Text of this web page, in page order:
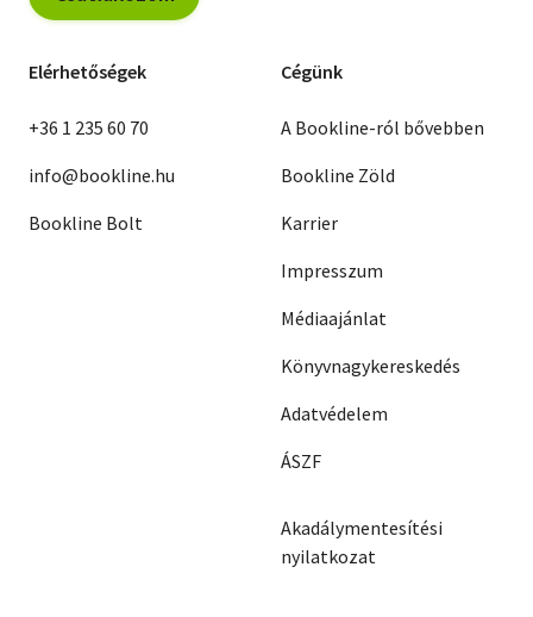
Elérhetőségek
+36 1 235 60 70
info@bookline.hu
Bookline Bolt
Cégünk
A Bookline-ról bővebben
Bookline Zöld
Karrier
Impresszum
Médiaajánlat
Könyvnagykereskedés
Adatvédelem
ÁSZF
Akadálymentesítési
nyilatkozat